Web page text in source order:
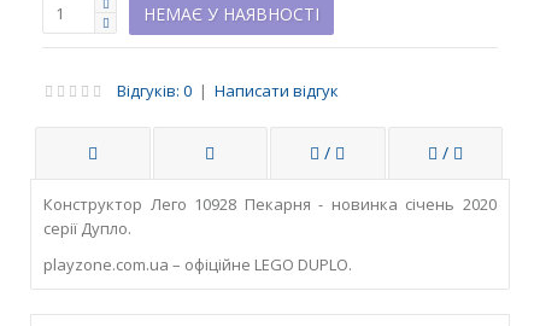
НЕМАЄ У НАЯВНОСТІ
Відгуків: 0 | Написати відгук
/ /
Конструктор Лего 10928 Пекарня - новинка січень 2020
серії Дупло.
playzone.com.ua – офіційне LEGO DUPLO.